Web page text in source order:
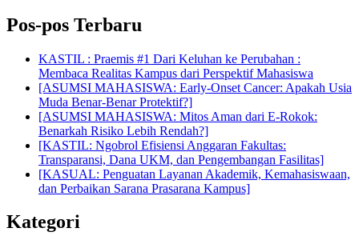
Pos-pos Terbaru
KASTIL : Praemis #1 Dari Keluhan ke Perubahan :
Membaca Realitas Kampus dari Perspektif Mahasiswa
[ASUMSI MAHASISWA: Early-Onset Cancer: Apakah Usia
Muda Benar-Benar Protektif?]
[ASUMSI MAHASISWA: Mitos Aman dari E-Rokok:
Benarkah Risiko Lebih Rendah?]
[KASTIL: Ngobrol Efisiensi Anggaran Fakultas:
Transparansi, Dana UKM, dan Pengembangan Fasilitas]
[KASUAL: Penguatan Layanan Akademik, Kemahasiswaan,
dan Perbaikan Sarana Prasarana Kampus]
Kategori